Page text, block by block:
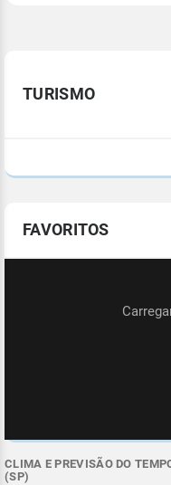
TURISMO
FAVORITOS
CLIMA E PREVISÃO DO
(SP)